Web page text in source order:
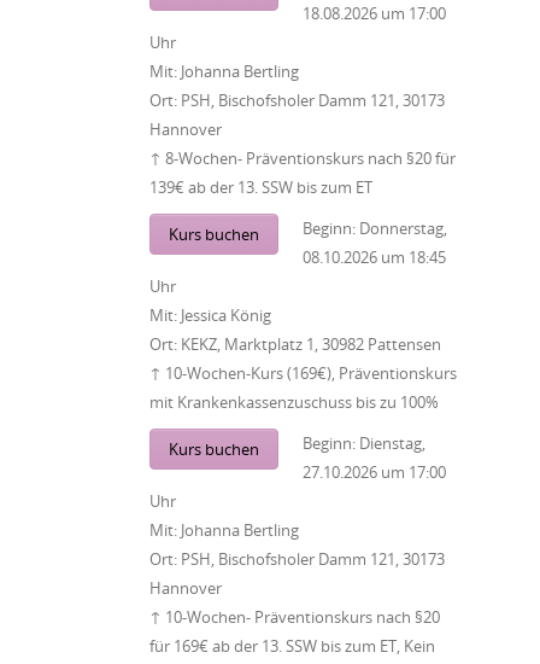
18.08.2026 um 17:00
Uhr
Mit: Johanna Bertling
Ort: PSH, Bischofsholer Damm 121, 30173
Hannover
↑ 8-Wochen- Präventionskurs nach §20 für
139€ ab der 13. SSW bis zum ET
Kurs buchen Beginn: Donnerstag,
08.10.2026 um 18:45
Uhr
Mit: Jessica König
Ort: KEKZ, Marktplatz 1, 30982 Pattensen
↑ 10-Wochen-Kurs (169€), Präventionskurs
mit Krankenkassenzuschuss bis zu 100%
Kurs buchen Beginn: Dienstag,
27.10.2026 um 17:00
Uhr
Mit: Johanna Bertling
Ort: PSH, Bischofsholer Damm 121, 30173
Hannover
↑ 10-Wochen- Präventionskurs nach §20
für 169€ ab der 13. SSW bis zum ET, Kein